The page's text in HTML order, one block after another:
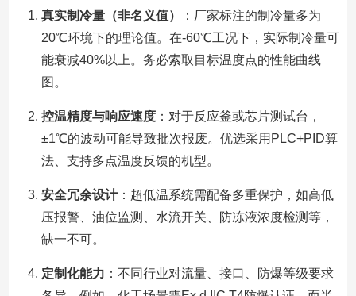
真实制冷量（非名义值）
：厂家标注的制冷量多为
20℃环境下的理论值。在-60℃工况下，实际制冷量可
能衰减40%以上。务必索取目标温度点的性能曲线
图。
控温精度与响应速度：对于反应釜或芯片测试台，
±1℃的波动可能导致批次报废。优选采用PLC+PID算
法、支持多点温度反馈的机型。
安全冗余设计：超低温系统需配备多重保护，如高低
压报警、油位监测、水流开关、防冻液浓度检测等，
缺一不可。
定制化能力 ：不同行业对流量、接口、防爆等级要求